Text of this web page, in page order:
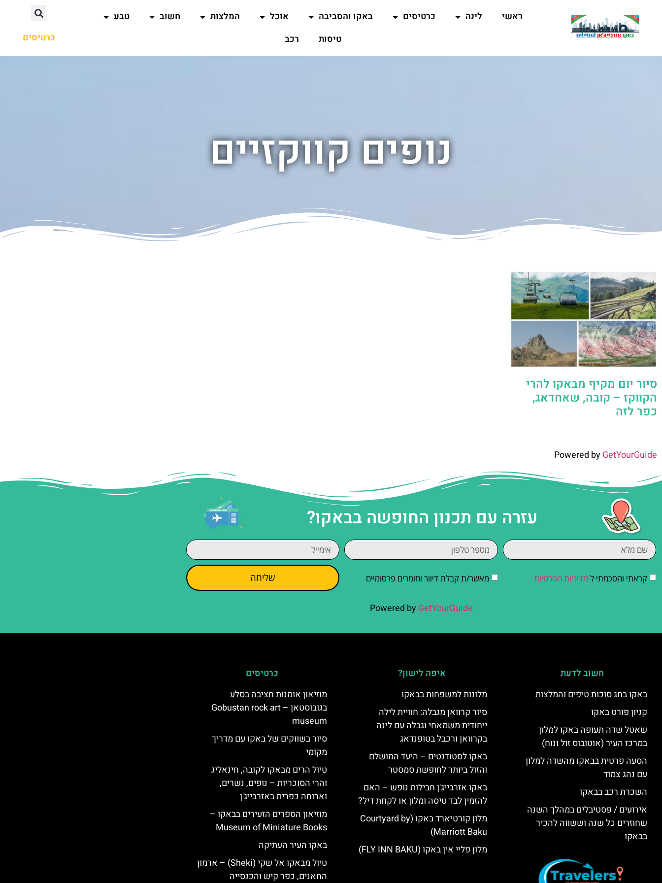
ראשי לינה כרטיסים באקו והסביבה אוכל המלצות חשוב
טבע
טיסות
רכב כרטיסים
נופים קווקזיים
סיור יום מקיף מבאקו להרי
הקווקז – קובה, שאחדאג,
כפר לזה
Powered byGetYourGuide
עזרה עם תכנון החופשה בבאקו?
קראתי והסכמתי ל מדיניות הפרטיות מאשר/ת קבלת דיוור וחומרים פרסומיים שליחה
Powered by GetYourGuide
חשוב לדעת
באקו בחג סוכות טיפים והמלצות
קניון פורט באקו
שאטל שדה תעופה באקו למלון
במרכז העיר (אוטובוס זול ונוח)
הסעה פרטית בבאקו מהשדה למלון
עם נהג צמוד
השכרת רכב בבאקו
אירועים / פסטיבלים במהלך השנה
שחוזרים כל שנה וששווה להכיר
בבאקו
איפה לישון?
מלונות למשפחות בבאקו
סיור קרוואן מגבלה: חוויית לילה
ייחודית משמאחי וגבלה עם לינה
בקרוואן ורכבל בטופנדאג
באקו לסטודנטים – היעד המושלם
והזול ביותר לחופשת סמסטר
באקו אזרבייג'ן חבילות נופש – האם
להזמין לבד טיסה ומלון או לקחת דיל?
מלון קורטיארד באקו (Courtyard by
Marriott Baku)
מלון פליי אין באקו (FLY INN BAKU)
כרטיסים
מוזיאון אומנות חציבה בסלע
בגובוסטאן – Gobustan rock art
museum
סיור בשווקים של באקו עם מדריך
מקומי
טיול הרים מבאקו לקובה, חינאליג
והרי הסוכריות – נופים, נשרים,
וארוחה כפרית באזרבייג'ן
מוזיאון הספרים הזעירים בבאקו –
Museum of Miniature Books
באקו העיר העתיקה
טיול מבאקו אל שקי (Sheki) – ארמון
החאנים, כפר קיש והכנסייה